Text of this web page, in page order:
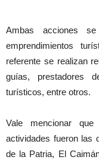
Ambas acciones
emprendimientos
referente se realizan
guías, prestadores
turísticos, entre otros.
Vale mencionar
actividades fueron las
de la Patria, El